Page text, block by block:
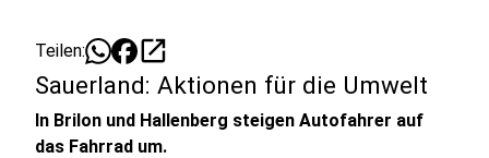
Teilen: open_in_new
Sauerland: Aktionen für die Umwelt
In Brilon und Hallenberg steigen Autofahrer auf
das Fahrrad um.